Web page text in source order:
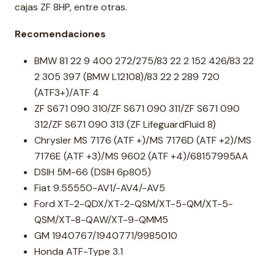
cajas ZF 8HP, entre otras.
Recomendaciones
BMW 81 22 9 400 272/275/83 22 2 152 426/83 22
2 305 397 (BMW L12108)/83 22 2 289 720
(ATF3+)/ATF 4
ZF S671 090 310/ZF S671 090 311/ZF S671 090
312/ZF S671 090 313 (ZF LifeguardFluid 8)
Chrysler MS 7176 (ATF +)/MS 7176D (ATF +2)/MS
7176E (ATF +3)/MS 9602 (ATF +4)/68157995AA
DSIH 5M-66 (DSIH 6p805)
Fiat 9.55550-AV1/-AV4/-AV5
Ford XT-2-QDX/XT-2-QSM/XT-5-QM/XT-5-
QSM/XT-8-QAW/XT-9-QMM5
GM 1940767/1940771/9985010
Honda ATF-Type 3.1